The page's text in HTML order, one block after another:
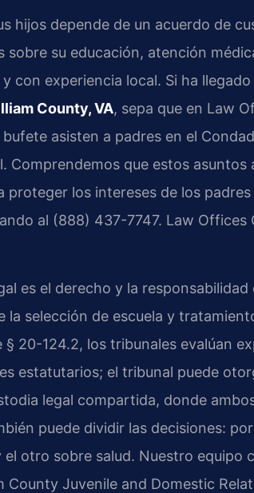
hijos depende de un acuerdo de
sobre su educación, atención
con experiencia local. Si ha
County, VA, sepa que en Law
asisten a padres en el
Comprendemos que estos
proteger los intereses de los
al (888) 437-7747. Law Offices
es el derecho y la
selección de escuela y
§ 20-124.2, los tribunales evalúan
estatutarios; el tribunal puede
legal compartida, donde
puede dividir las decisiones:
otro sobre salud. Nuestro equipo
County Juvenile and Domestic